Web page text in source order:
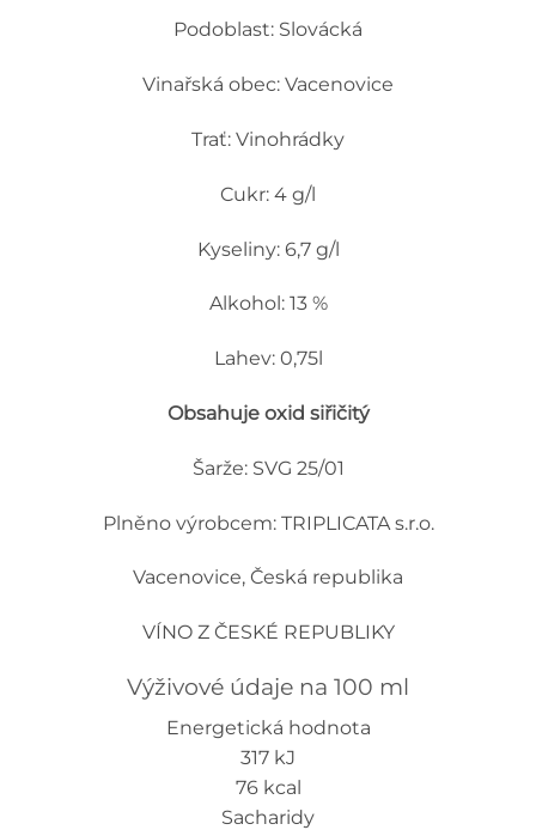
Podoblast: Slovácká
Vinařská obec: Vacenovice
Trať: Vinohrádky
Cukr: 4 g/l
Kyseliny: 6,7 g/l
Alkohol: 13 %
Lahev: 0,75l
Obsahuje oxid siřičitý
Šarže: SVG 25/01
Plněno výrobcem: TRIPLICATA s.r.o.
Vacenovice, Česká republika
VÍNO Z ČESKÉ REPUBLIKY
Výživové údaje na 100 ml
Energetická hodnota
317 kJ
76 kcal
Sacharidy